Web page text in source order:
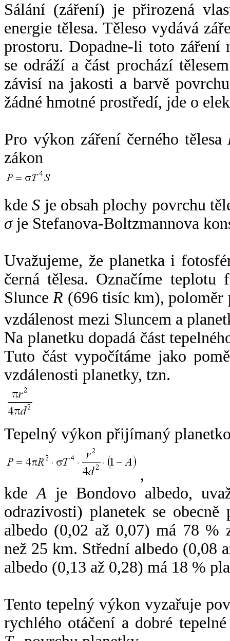
Sálání (záření) je přirozená
energie tělesa. Těleso vydává
prostoru. Dopadne-li toto záření
se odráží a část prochází
závisí na jakosti a barvě
žádné hmotné prostředí, jde o
Pro výkon záření černého tělesa
zákon
kdeS je obsah plochy povrchu
σje Stefanova-Boltzmannova
Uvažujeme, že planetka i
černá tělesa. Označíme
SlunceR (696 tisíc km),
vzdálenost mezi Sluncem a
Na planetku dopadá část
Tuto část vypočítáme jako
vzdálenosti planetky, tzn.
Tepelný výkon přijímaný
,
kdeA je Bondovo albedo,
odrazivosti) planetek se
albedo (0,02 až 0,07) má 78 %
než 25 km. Střední albedo (0,08
albedo (0,13 až 0,28) má 18 %
Tento tepelný výkon vyzařuje
rychlého otáčení a dobré